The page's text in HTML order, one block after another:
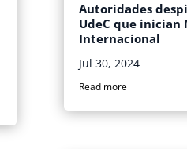
Autoridades
UdeC que inician
Internacional
Jul 30, 2024
Read more